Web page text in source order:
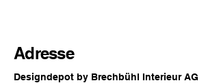
Adresse
Designdepot by Brechbühl Interieur AG